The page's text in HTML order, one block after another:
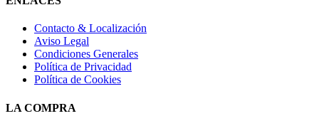
Contacto & Localización
Aviso Legal
Condiciones Generales
Política de Privacidad
Política de Cookies
LA COMPRA